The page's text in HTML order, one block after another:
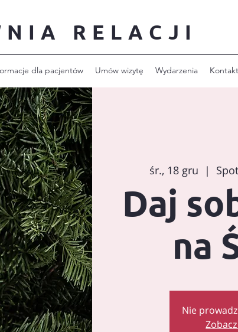
RELACJI
dla pacjentów Umów wizytę Wydarzenia Kontakt
śr., 18 gru
  |
Daj
na
Nie